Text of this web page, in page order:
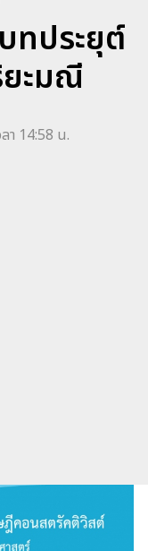
ทประยุต์
ะมณี
า 14:58 น.